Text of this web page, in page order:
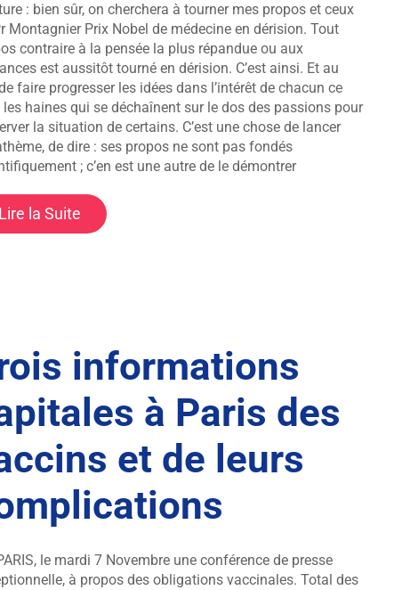
: bien sûr, on cherchera à tourner mes propos et ceux
Montagnier Prix Nobel de médecine en dérision. Tout
contraire à la pensée la plus répandue ou aux
est aussitôt tourné en dérision. C’est ainsi. Et au
faire progresser les idées dans l’intérêt de chacun ce
les haines qui se déchaînent sur le dos des passions pour
la situation de certains. C’est une chose de lancer
de dire : ses propos ne sont pas fondés
; c’en est une autre de le démontrer
Lire la Suite
informations
à Paris des
et de leurs
le mardi 7 Novembre une conférence de presse
à propos des obligations vaccinales. Total des